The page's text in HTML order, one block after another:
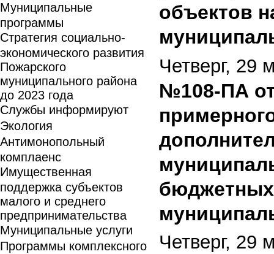
Муниципальные
программы
Стратегия социально-
экономического развития
Пожарского
муниципального района
до 2023 года
Службы информируют
Экология
Антимонопольный
комплаенс
Имущественная
поддержка субъектов
малого и среднего
предпринимательства
Муниципальные услуги
Программы комплексного
объектов
Четверг, 29
№108-ПА
Четверг, 29